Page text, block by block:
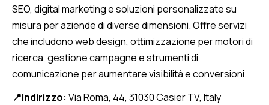
SEO, digital marketing e soluzioni personalizzate su
misura per aziende di diverse dimensioni. Offre servizi
che includono web design, ottimizzazione per motori di
ricerca, gestione campagne e strumenti di
comunicazione per aumentare visibilità e conversioni.
📍Indirizzo: Via Roma, 44, 31030 Casier TV, Italy